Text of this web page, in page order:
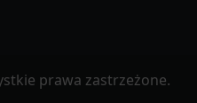
prawa zastrzeżone.